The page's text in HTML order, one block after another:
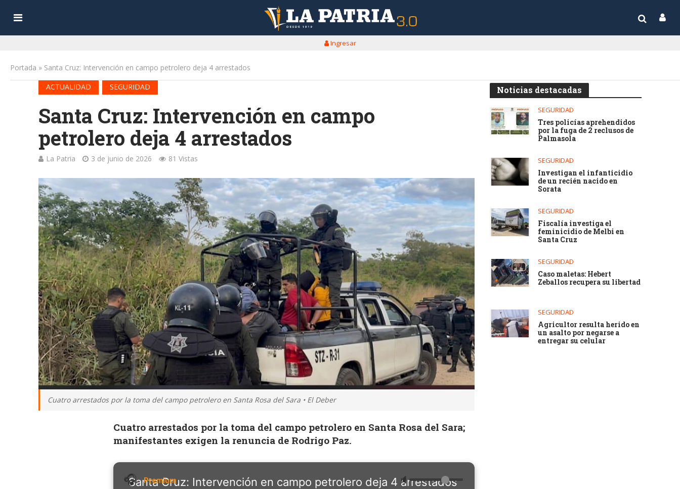
Ingresar
Portada » Santa Cruz: Intervención en campo petrolero deja 4 arrestados
ACTUALIDAD
SEGURIDAD
Santa Cruz: Intervención en campo
petrolero deja 4 arrestados
La Patria 3 de junio de 2026 81 Vistas
Cuatro arrestados por la toma del campo petrolero en Santa Rosa del Sara • El Deber
Cuatro arrestados por la toma del campo petrolero en Santa Rosa del Sara;
manifestantes exigen la renuncia de Rodrigo Paz.
Santa Cruz: Intervención en campo petrolero deja 4 arrestados
🔈
Noticias destacadas
SEGURIDAD
Tres policías aprehendidos
por la fuga de 2 reclusos de
Palmasola
SEGURIDAD
Investigan el infanticidio
de un recién nacido en
Sorata
SEGURIDAD
Fiscalía investiga el
feminicidio de Melbi en
Santa Cruz
SEGURIDAD
Caso maletas: Hebert
Zeballos recupera su libertad
SEGURIDAD
Agricultor resulta herido en
un asalto por negarse a
entregar su celular